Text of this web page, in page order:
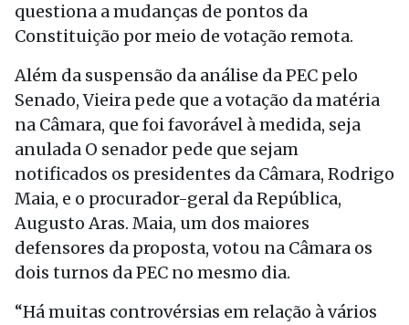
questiona a mudanças de pontos da
Constituição por meio de votação remota.
Além da suspensão da análise da PEC pelo
Senado, Vieira pede que a votação da matéria
na Câmara, que foi favorável à medida, seja
anulada O senador pede que sejam
notificados os presidentes da Câmara, Rodrigo
Maia, e o procurador-geral da República,
Augusto Aras. Maia, um dos maiores
defensores da proposta, votou na Câmara os
dois turnos da PEC no mesmo dia.
“Há muitas controvérsias em relação à vários